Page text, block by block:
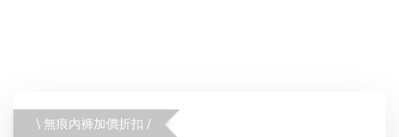
\ 無痕內褲加價折扣 /